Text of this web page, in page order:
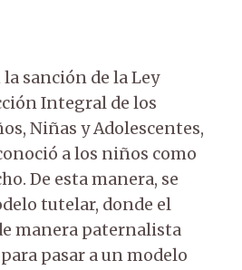
la sanción de la Ley
Integral de los
Niñas y Adolescentes,
a los niños como
De esta manera, se
tutelar, donde el
manera paternalista
pasar a un modelo